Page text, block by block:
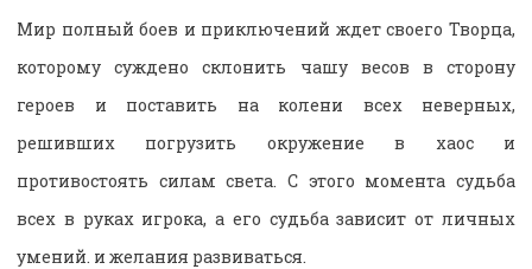
Мир полный боев и приключений ждет своего Творца,
которому суждено склонить чашу весов в сторону
героев и поставить на колени всех неверных,
решивших погрузить окружение в хаос и
противостоять силам света. С этого момента судьба
всех в руках игрока, а его судьба зависит от личных
умений. и желания развиваться.